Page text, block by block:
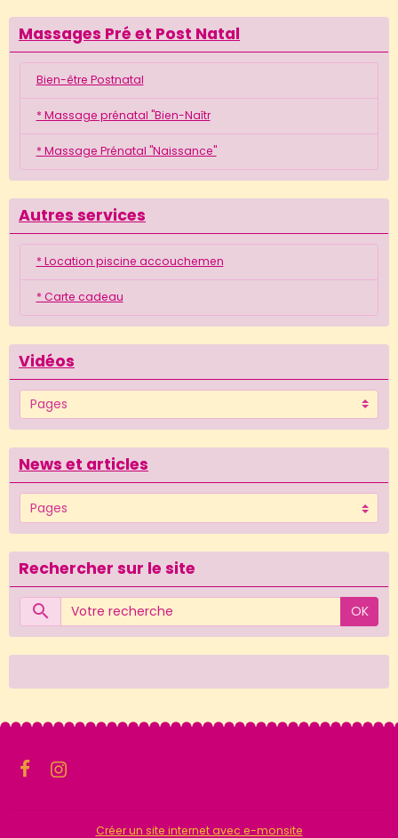
Massages Pré et Post Natal
Bien-être Postnatal
* Massage prénatal "Bien-Naîtr
* Massage Prénatal "Naissance"
Autres services
* Location piscine accouchemen
* Carte cadeau
Vidéos
News et articles
Rechercher sur le site
OK
Créer un site internet avec e-monsite